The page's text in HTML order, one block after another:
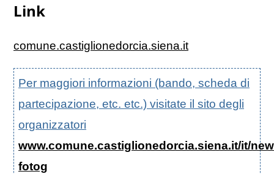
Link
comune.castiglionedorcia.siena.it
Per maggiori informazioni (bando, scheda di
partecipazione, etc. etc.) visitate il sito degli
organizzatori
www.comune.castiglionedorcia.siena.it/it/
fotog